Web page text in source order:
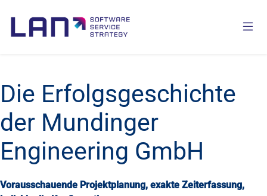
Die Erfolgsgeschichte
der Mundinger
Engineering GmbH
Vorausschauende Projektplanung, exakte Zeiterfassung,